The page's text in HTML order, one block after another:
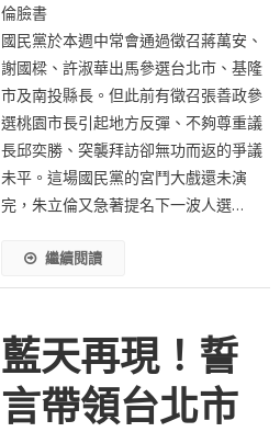
倫臉書
國民黨於本週中常會通過徵召蔣萬安、
謝國樑、許淑華出馬參選台北市、基隆
市及南投縣長。但此前有徵召張善政參
選桃園市長引起地方反彈、不夠尊重議
長邱奕勝、突襲拜訪卻無功而返的爭議
未平。這場國民黨的宮鬥大戲還未演
完，朱立倫又急著提名下一波人選…
繼續閱讀
藍天再現！誓
言帶領台北市